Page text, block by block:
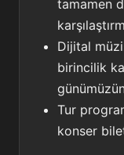
tamamen
Dijital
birincilik
Tur
konser